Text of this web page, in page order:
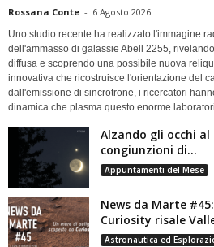
Rossana Conte - 6 Agosto 2026
Uno studio recente ha realizzato l'immagine
dell'ammasso di galassie Abell 2255,
diffusa e scoprendo una possibile nuova
innovativa che ricostruisce l'orientazione del
dall'emissione di sincrotrone, i ricercatori
dinamica che plasma questo enorme
Alzando gli occhi al
congiunzioni di...
Appuntamenti del Mese
News da Marte
Curiosity risale
Astronautica ed